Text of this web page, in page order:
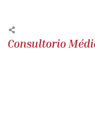
Consultorio